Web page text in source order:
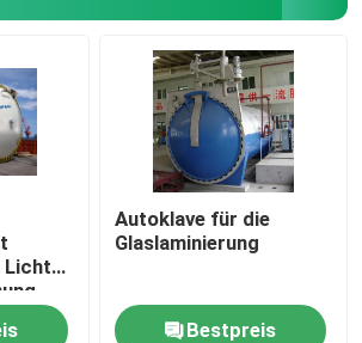
Licht
Autoklave für die
Glaslaminierung
Bestpreis